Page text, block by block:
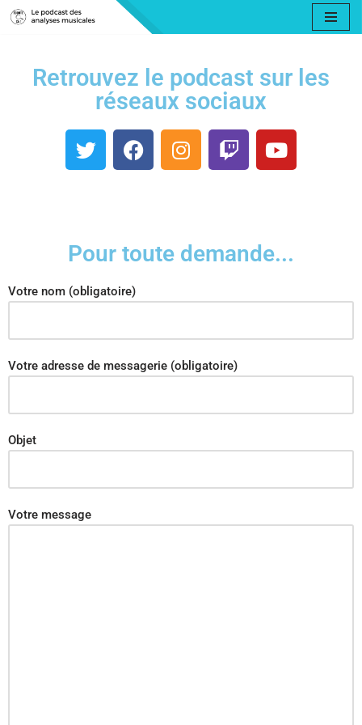
contenu
Retrouvez le podcast sur les
réseaux sociaux
Pour toute demande...
Votre nom (obligatoire)
Votre adresse de messagerie (obligatoire)
Objet
Votre message